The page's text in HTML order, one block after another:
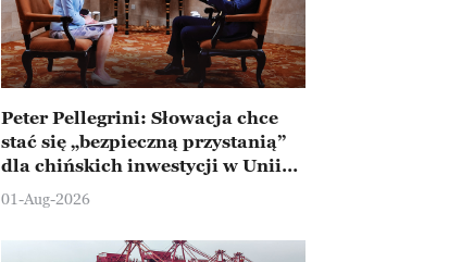
Peter Pellegrini: Słowacja chce
stać się „bezpieczną przystanią”
dla chińskich inwestycji w Unii
Europejskiej
01-Aug-2026